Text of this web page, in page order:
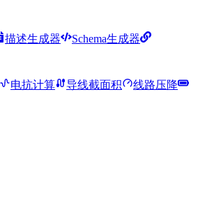
描述生成器
Schema生成器
电抗计算 导线截面积
线路压降